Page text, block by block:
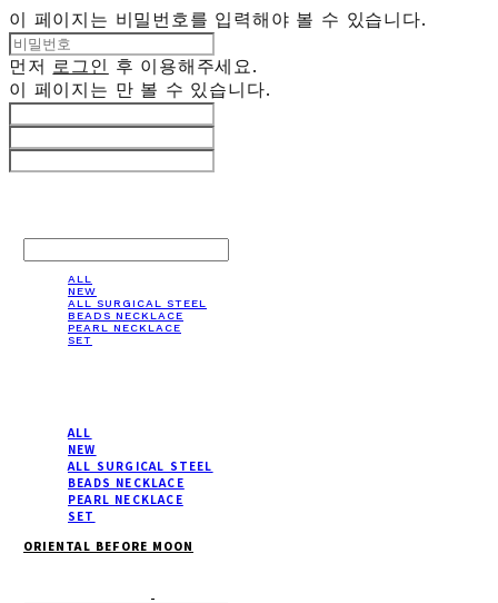
이 페이지는 비밀번호를 입력해야 볼 수 있습니다.
먼저 로그인 후 이용해주세요.
이 페이지는 만 볼 수 있습니다.
ALL
NEW
ALL SURGICAL STEEL
BEADS NECKLACE
PEARL NECKLACE
SET
ALL
NEW
ALL SURGICAL STEEL
BEADS NECKLACE
PEARL NECKLACE
SET
ORIENTAL BEFORE MOON